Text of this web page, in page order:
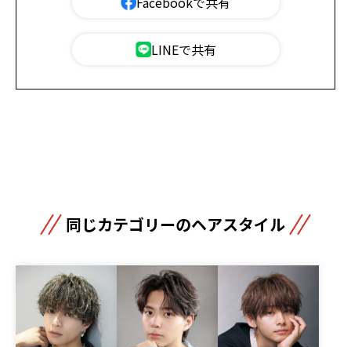
LINEで共有
同じカテゴリーのヘアスタイル